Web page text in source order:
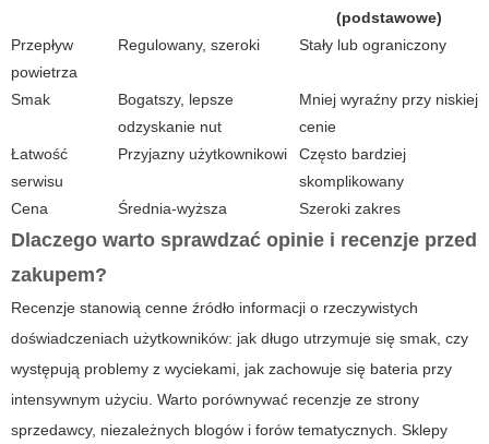
(podstawowe)
Przepływ
powietrza
Regulowany, szeroki Stały lub ograniczony
Smak
Bogatszy, lepsze
odzyskanie nut
Mniej wyraźny przy niskiej
cenie
Łatwość
serwisu
Przyjazny użytkownikowi
Często bardziej
skomplikowany
Cena
Średnia-wyższa Szeroki zakres
Dlaczego warto sprawdzać opinie i recenzje przed
zakupem?
Recenzje stanowią cenne źródło informacji o rzeczywistych
doświadczeniach użytkowników: jak długo utrzymuje się smak, czy
występują problemy z wyciekami, jak zachowuje się bateria przy
intensywnym użyciu. Warto porównywać recenzje ze strony
sprzedawcy, niezależnych blogów i forów tematycznych. Sklepy